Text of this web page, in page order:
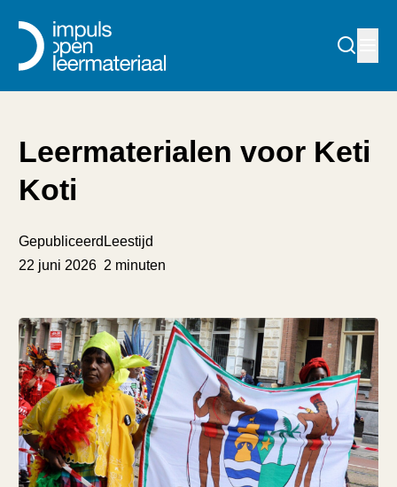
Leermaterialen voor Keti
Koti
Gepubliceerd
22 juni 2026
Leestijd
2 minuten